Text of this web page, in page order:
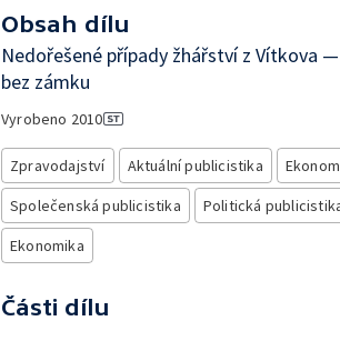
Obsah dílu
Nedořešené případy žhářství z Vítkova
bez zámku
Vyrobeno 2010
Zpravodajství Aktuální publicistika
Společenská publicistika
Politická
Ekonomika
Části dílu